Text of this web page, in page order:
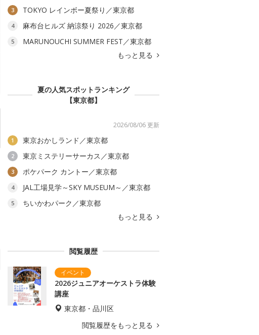
3 TOKYO レインボー夏祭り／東京都
4 麻布台ヒルズ 納涼祭り 2026／東京都
5
MARUNOUCHI SUMMER FEST／東京都
もっと見る
夏の人気スポットランキング
【東京都】
2026/08/06 更新
1 東京おかしランド／東京都
2 東京ミステリーサーカス／東京都
3 ポケパーク カントー／東京都
4 JAL工場見学～SKY MUSEUM～／東京都
5
ちいかわパーク／東京都
もっと見る
閲覧履歴
2026ジュニアオーケストラ体験
講座
東京都・品川区
閲覧履歴をもっと見る